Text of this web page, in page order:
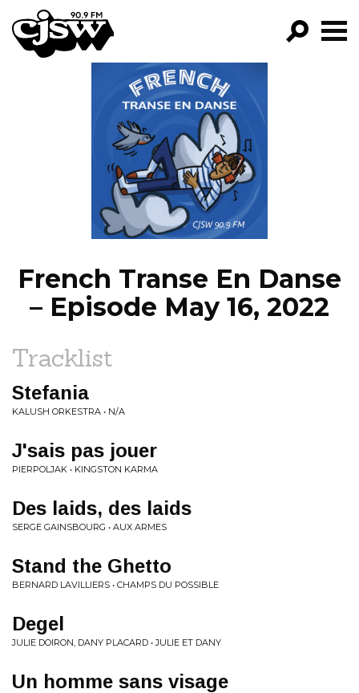
CJSW
PROGRAMS
EPISODES
NEWS
French Transe En Danse
– Episode May 16, 2022
Tracklist
Stefania
KALUSH ORKESTRA • N/A
J'sais pas jouer
PIERPOLJAK • KINGSTON KARMA
Des laids, des laids
SERGE GAINSBOURG • AUX ARMES
Stand the Ghetto
BERNARD LAVILLIERS • CHAMPS DU POSSIBLE
Degel
JULIE DOIRON, DANY PLACARD • JULIE ET DANY
Un homme sans visage